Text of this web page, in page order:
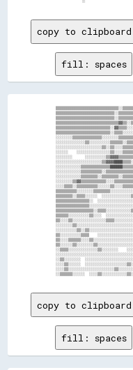
copy to clipboard
fill: spaces
░░░░░░
░░░░░░░░
▒▒▒▒▒▒▒▒░░▒▒▒▒░░░░░░
▒▒▒▒▒▒▒▒▒▒▒▒▒▒▒▒░░
▒▒▒▒▒▒░░░░░░░░░░▒▒░░░░
▒▒░░░░░░░░░░▒▒▒▒
░░▒▒▒▒░░░░░░░░░░░░░░▒▒░░░░░░░░
░░▒▒░░░░░░░░
░░░░▒▒░░░░░░
copy to clipboard
fill: spaces